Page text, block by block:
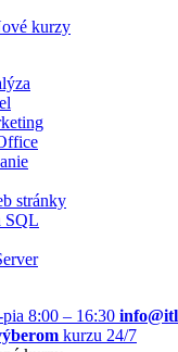
kurzy
stránky
SQL
8:00 – 16:30
kurzu 24/7